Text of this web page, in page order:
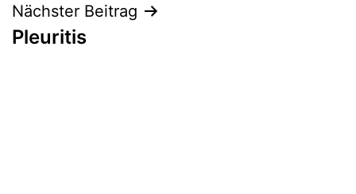
Nächster Beitrag
Pleuritis